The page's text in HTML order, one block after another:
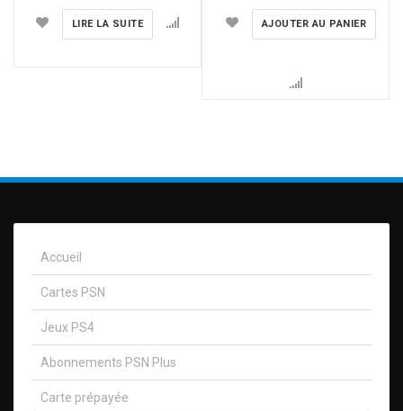
LIRE LA SUITE AJOUTER AU PANIER
Accueil
Cartes PSN
Jeux PS4
Abonnements PSN Plus
Carte prépayée